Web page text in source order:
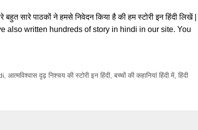
सारे पाठकों ने हमसे निवेदन किया है की हम स्टोरी इन हिंदी लिखें |
also written hundreds of story in hindi in our site. You
, आत्मविश्वास दृढ़ निश्चय की स्टोरी इन हिंदी, बच्चों की कहानियां हिंदी में, हिंदी